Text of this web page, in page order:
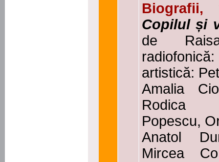
Biografii,
Copilul și
de
artistică:
Amalia
Rodica
Popescu,
Anatol
Mircea